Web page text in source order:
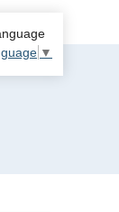
▼